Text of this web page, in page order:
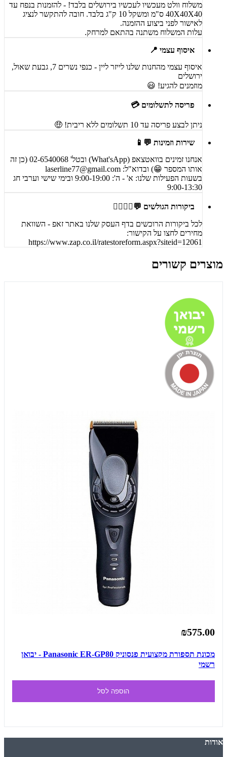
משלוח וולט מעכשיו לעכשיו בירושלים בלבד! - להזמנות בנפח עד
40X40X40 ס"מ ומשקל 10 ק"ג בלבד. חובה להתקשר לנציג
לאישור לפני ביצוע ההזמנה.
עלות המשלוח משתנה בהתאם למרחק.
איסוף עצמי 📍
איסוף עצמי מהחנות שלנו לייזר ליין - כנפי נשרים 7, גבעת שאול,
ירושלים
מוזמנים להגיע! 😃
פריסה לתשלומים 💳
ניתן לבצע פריסה עד 10 תשלומים ללא ריבית! 🤑
שירות וזמינות 💬📱
אנחנו זמינים בוואטצאפ (What'sApp) ובטל' 02-6540068 (כן זה
אותו המספר 😁) ובדוא"ל: laserline77@gmail.com
בשעות הפעילות שלנו: א' - ה': 9:00-19:00 ובימי שישי וערבי חג
9:00-13:30
ביקורות הגולשים 💬🙋‍♀️🙋‍♂️
לכל ביקורות הרוכשים בדף העסק שלנו באתר זאפ - השוואת
מחירים לחצו על הקישור:
https://www.zap.co.il/ratestoreform.aspx?siteid=12061
מוצרים קשורים
₪575.00
מכונת תספורת מקצועית פנסוניק Panasonic ER-GP80 - יבואן
רשמי
הוספה לסל
אודות